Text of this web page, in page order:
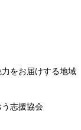
をお届けする地域
う志援協会